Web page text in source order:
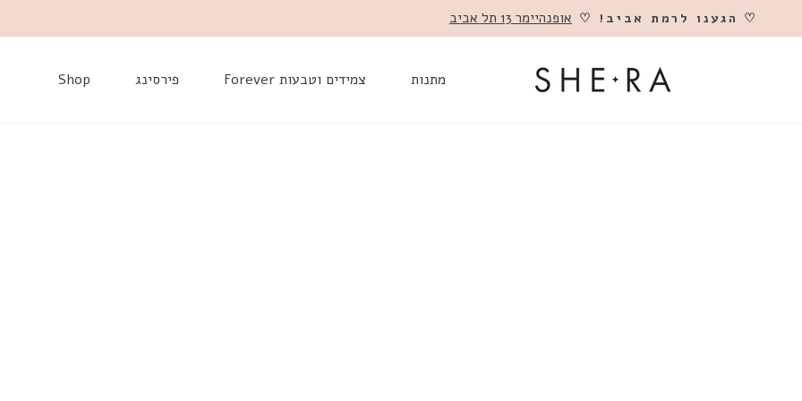
השהה
♡ הגענו לרמת אביב! ♡ אופנהיימר 13 תל אביב
מתנות צמידים וטבעות Forever פירסינג Shop